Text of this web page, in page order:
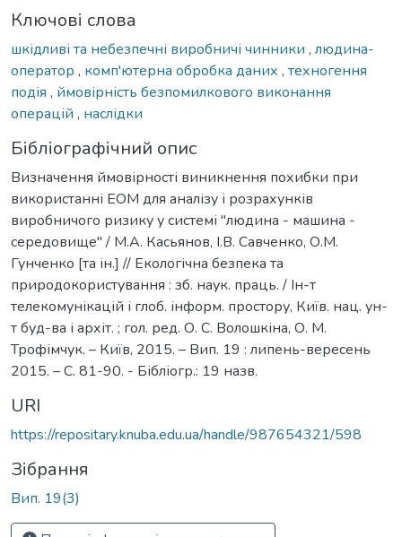
Ключові слова
шкідливі та небезпечні виробничі чинники , людина-
оператор , комп'ютерна обробка даних , техногення
подія , ймовірність безпомилкового виконання
операцій , наслідки
Бібліографічний опис
Визначення ймовірності виникнення похибки при
використанні ЕОМ для аналізу і розрахунків
виробничого ризику у системі "людина - машина -
середовище" / М.А. Касьянов, І.В. Савченко, О.М.
Гунченко [та ін.] // Екологічна безпека та
природокористування : зб. наук. праць. / Ін-т
телекомунікацій і глоб. інформ. простору, Київ. нац. ун-
т буд-ва і архіт. ; гол. ред. О. С. Волошкіна, О. М.
Трофімчук. – Київ, 2015. – Вип. 19 : липень-вересень
2015. – С. 81-90. - Бібліогр.: 19 назв.
URI
https://repositary.knuba.edu.ua/handle/987654321/598
Зібрання
Вип. 19(3)